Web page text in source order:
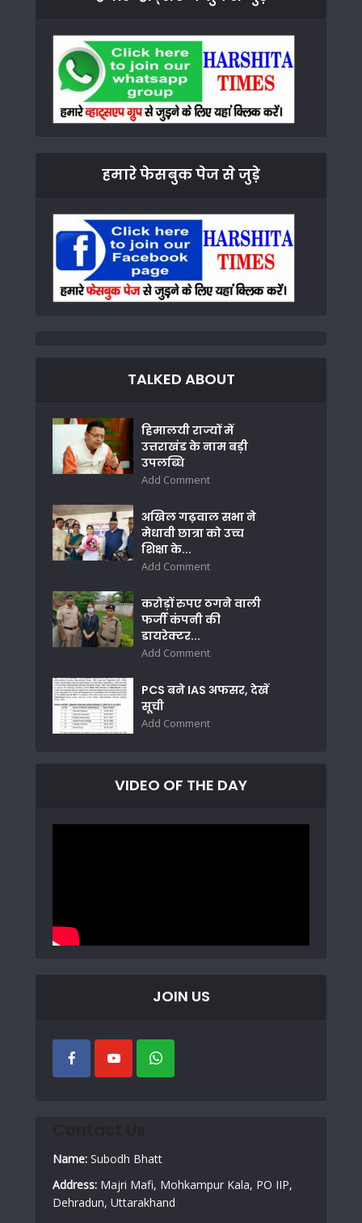
हमारे फेसबुक पेज से जुड़े
TALKED ABOUT
हिमालयी राज्यों में
उत्तराखंड के नाम बड़ी
उपलब्धि
Add Comment
अखिल गढ़वाल सभा ने
मेधावी छात्रा को उच्च
शिक्षा के...
Add Comment
करोड़ों रुपए ठगने वाली
फर्जी कंपनी की
डायरेक्टर...
Add Comment
PCS बने IAS अफसर, देखें
सूची
Add Comment
VIDEO OF THE DAY
JOIN US
Name: Subodh Bhatt
Address: Majri Mafi, Mohkampur Kala, PO IIP,
Dehradun, Uttarakhand